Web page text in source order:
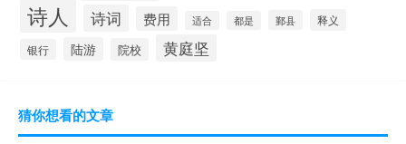
诗人 诗词 费用 适合 都是 鄞县 释义
银行 陆游 院校 黄庭坚
猜你想看的文章